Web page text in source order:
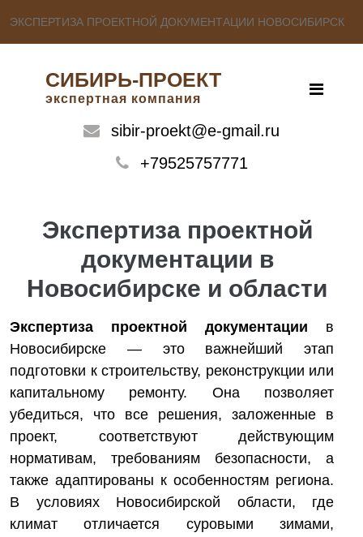
ЭКСПЕРТИЗА ПРОЕКТНОЙ ДОКУМЕНТАЦИИ НОВОСИБИРСК
СИБИРЬ-ПРОЕКТ
экспертная компания
sibir-proekt@e-gmail.ru
+79525757771
Экспертиза проектной
документации в
Новосибирске и области
Экспертиза проектной документации в
Новосибирске — это важнейший этап
подготовки к строительству, реконструкции или
капитальному ремонту. Она позволяет
убедиться, что все решения, заложенные в
проект, соответствуют действующим
нормативам, требованиям безопасности, а
также адаптированы к особенностям региона.
В условиях Новосибирской области, где
климат отличается суровыми зимами,